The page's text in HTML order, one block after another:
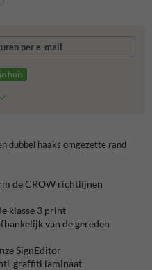
per e-mail
huis
dubbel haaks omgezette rand
de CROW richtlijnen
klasse 3 print
van de gereden
SignEditor
graffiti laminaat